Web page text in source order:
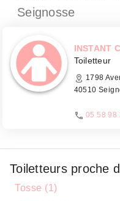
Seignosse
INSTANT
Toiletteur
1798
40510
05 58 98
Toiletteurs proche
Tosse (1)